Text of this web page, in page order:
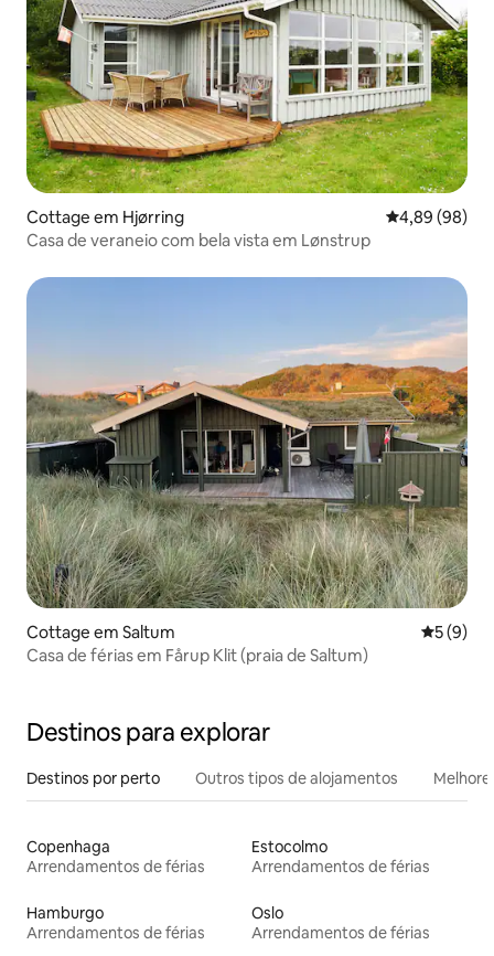
Cottage em Hjørring Classificação
4,89 (98)
Casa de veraneio com bela vista em Lønstrup
Cottage em Saltum
5 (9)
Casa de férias em Fårup Klit (praia de Saltum)
Destinos para explorar
Destinos por perto Outros tipos de alojamentos
Copenhaga
Arrendamentos de férias
Estocolmo
Arrendamentos de férias
Hamburgo
Arrendamentos de férias
Oslo
Arrendamentos de férias